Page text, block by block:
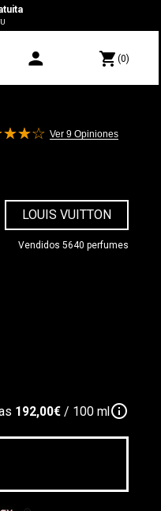
person shopping_cart(0)
Ver 9 Opiniones
LOUIS VUITTON
Vendidos 5640 perfumes
192,00€ / 100 mlinfo_outline